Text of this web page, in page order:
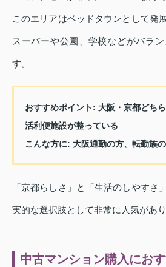
このエリアはベッドタウンとして発
スーパーや公園、学校などがバラ
す。
おすすめポイント: 大阪・京都どち
活利便施設が整っている
こんな方に: 大阪通勤の方、転勤族
「京都らしさ」と「生活のしやすさ
実的な選択肢として非常に人気があり
中古マンション購入にお